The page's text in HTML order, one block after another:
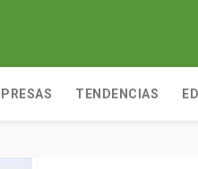
TENDENCIAS